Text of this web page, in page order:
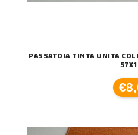
PASSATOIA TINTA UNITA